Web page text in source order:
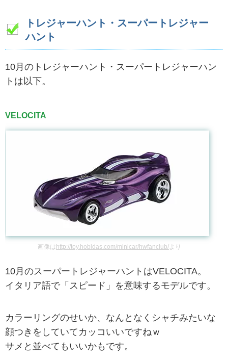
トレジャーハント・スーパートレジャー
ハント
10月のトレジャーハント・スーパートレジャーハン
トは以下。
VELOCITA
画像は http://toy.hobidas.com/minicar/hwfanclub/ より
10月のスーパートレジャーハントはVELOCITA。
イタリア語で「スピード」を意味するモデルです。
カラーリングのせいか、なんとなくシャチみたいな
顔つきをしていてカッコいいですねｗ
サメと並べてもいいかもです。